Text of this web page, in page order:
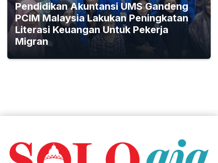
Pendidikan Akuntansi UMS Gandeng
PCIM Malaysia Lakukan Peningkatan
Literasi Keuangan Untuk Pekerja
Migran